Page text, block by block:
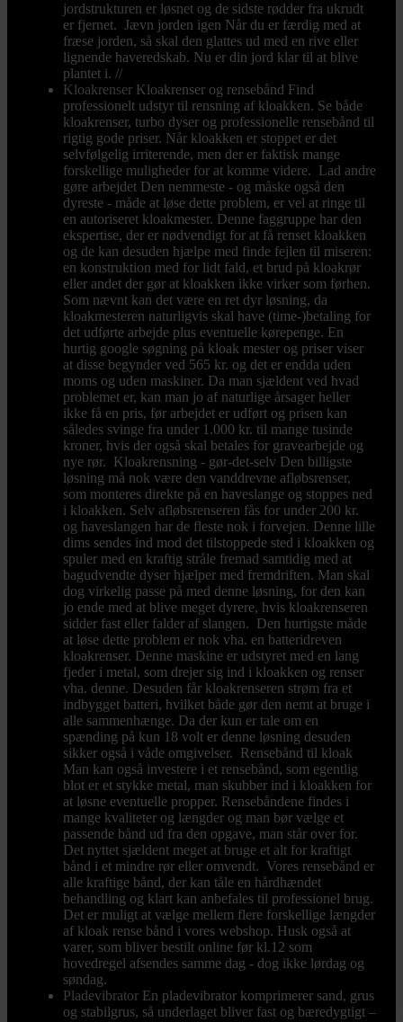
jordstrukturen er løsnet og de sidste rødder fra ukrudt
er fjernet. Jævn jorden igen Når du er færdig med at
fræse jorden, så skal den glattes ud med en rive eller
lignende haveredskab. Nu er din jord klar til at blive
plantet i. //
Kloakrenser Kloakrenser og rensebånd Find
professionelt udstyr til rensning af kloakken. Se både
kloakrenser, turbo dyser og professionelle rensebånd til
rigtig gode priser. Når kloakken er stoppet er det
selvfølgelig irriterende, men der er faktisk mange
forskellige muligheder for at komme videre. Lad andre
gøre arbejdet Den nemmeste - og måske også den
dyreste - måde at løse dette problem, er vel at ringe til
en autoriseret kloakmester. Denne faggruppe har den
ekspertise, der er nødvendigt for at få renset kloakken
og de kan desuden hjælpe med finde fejlen til miseren:
en konstruktion med for lidt fald, et brud på kloakrør
eller andet der gør at kloakken ikke virker som førhen.
Som nævnt kan det være en ret dyr løsning, da
kloakmesteren naturligvis skal have (time-)betaling for
det udførte arbejde plus eventuelle kørepenge. En
hurtig google søgning på kloak mester og priser viser
at disse begynder ved 565 kr. og det er endda uden
moms og uden maskiner. Da man sjældent ved hvad
problemet er, kan man jo af naturlige årsager heller
ikke få en pris, før arbejdet er udført og prisen kan
således svinge fra under 1.000 kr. til mange tusinde
kroner, hvis der også skal betales for gravearbejde og
nye rør. Kloakrensning - gør-det-selv Den billigste
løsning må nok være den vanddrevne afløbsrenser,
som monteres direkte på en haveslange og stoppes ned
i kloakken. Selv afløbsrenseren fås for under 200 kr.
og haveslangen har de fleste nok i forvejen. Denne lille
dims sendes ind mod det tilstoppede sted i kloakken og
spuler med en kraftig stråle fremad samtidig med at
bagudvendte dyser hjælper med fremdriften. Man skal
dog virkelig passe på med denne løsning, for den kan
jo ende med at blive meget dyrere, hvis kloakrenseren
sidder fast eller falder af slangen. Den hurtigste måde
at løse dette problem er nok vha. en batteridreven
kloakrenser. Denne maskine er udstyret med en lang
fjeder i metal, som drejer sig ind i kloakken og renser
vha. denne. Desuden får kloakrenseren strøm fra et
indbygget batteri, hvilket både gør den nemt at bruge i
alle sammenhænge. Da der kun er tale om en
spænding på kun 18 volt er denne løsning desuden
sikker også i våde omgivelser. Rensebånd til kloak
Man kan også investere i et rensebånd, som egentlig
blot er et stykke metal, man skubber ind i kloakken for
at løsne eventuelle propper. Rensebåndene findes i
mange kvaliteter og længder og man bør vælge et
passende bånd ud fra den opgave, man står over for.
Det nyttet sjældent meget at bruge et alt for kraftigt
bånd i et mindre rør eller omvendt. Vores rensebånd er
alle kraftige bånd, der kan tåle en hårdhændet
behandling og klart kan anbefales til professionel brug.
Det er muligt at vælge mellem flere forskellige længder
af kloak rense bånd i vores webshop. Husk også at
varer, som bliver bestilt online før kl.12 som
hovedregel afsendes samme dag - dog ikke lørdag og
søndag.
Pladevibrator En pladevibrator komprimerer sand, grus
og stabilgrus, så underlaget bliver fast og bæredygtigt –